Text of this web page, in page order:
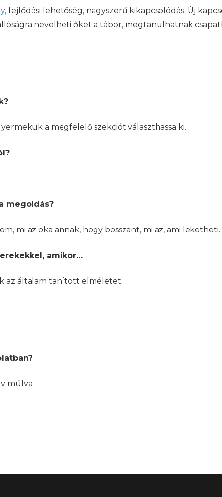
, fejlődési lehetőség, nagyszerű kikapcsolódás. Új
nevelheti őket a tábor, megtanulhatnak
a megfelelő szekciót választhassa ki.
megoldás?
mi az oka annak, hogy bosszant, mi az, ami lekötheti.
amikor…
az általam tanított elméletet.
múlva.